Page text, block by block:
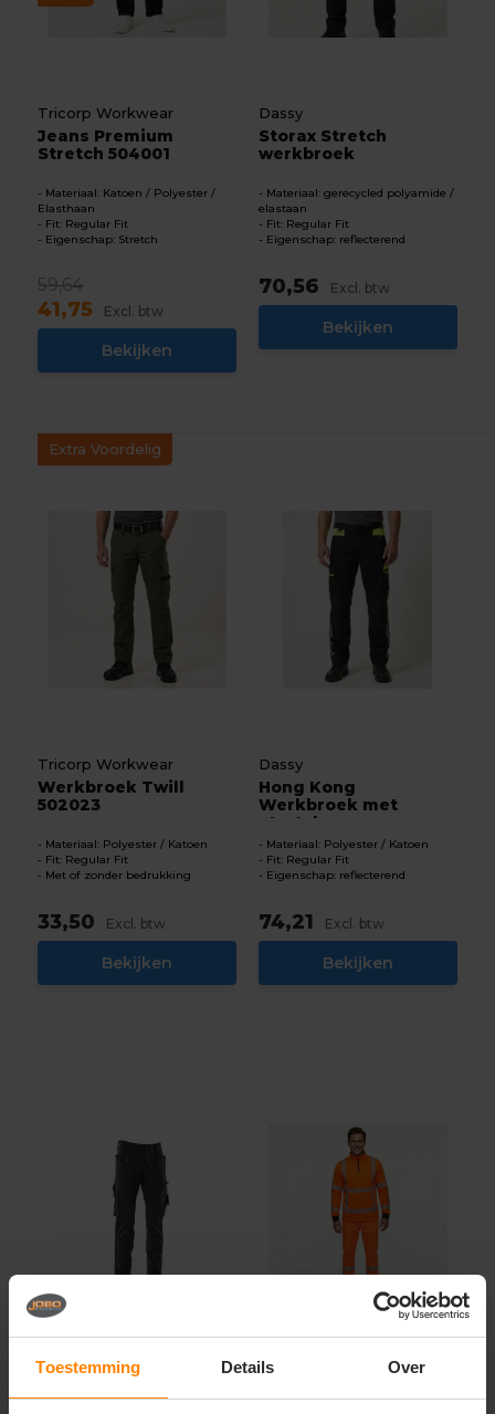
Toestemming Details Over
Tricorp Workwear
Jeans Premium
Stretch 504001
Materiaal: Katoen / Polyester /
Elasthaan
Fit: Regular Fit
Eigenschap: Stretch
59,64
41,75 Excl. btw
Bekijken
Dassy
Storax Stretch
werkbroek
Materiaal: gerecycled polyamide /
elastaan
Fit: Regular Fit
Eigenschap: reflecterend
70,56 Excl. btw
Bekijken
Tricorp Workwear
Werkbroek Twill
502023
Materiaal: Polyester / Katoen
Fit: Regular Fit
Met of zonder bedrukking
33,50 Excl. btw
Bekijken
Extra Voordelig
Dassy
Hong Kong
Werkbroek met
stretch
Materiaal: Polyester / Katoen
Fit: Regular Fit
Eigenschap: reflecterend
74,21 Excl. btw
Bekijken
mascot
Advanced broek
Tricorp Workwear
Werkbroek RWS